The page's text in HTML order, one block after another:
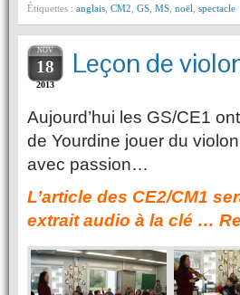
Étiquettes : anglais CM2 GS MS noël spectacle
NOV
18
2013
Leçon de
Aujourd’hui les GS/CE1
de Yourdine jouer du
avec passion…
L’article des CE2/CM1
extrait audio à la clé …